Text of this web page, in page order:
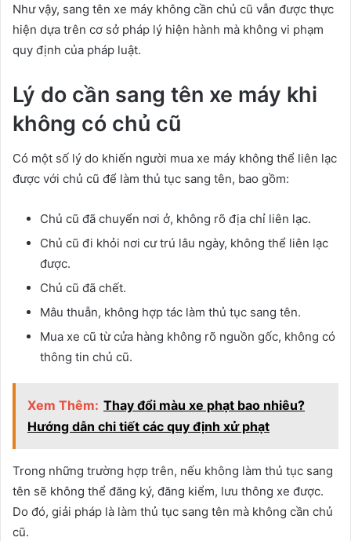
Như vậy, sang tên xe máy không cần chủ cũ vẫn được thực
hiện dựa trên cơ sở pháp lý hiện hành mà không vi phạm
quy định của pháp luật.
Lý do cần sang tên xe máy khi
không có chủ cũ
Có một số lý do khiến người mua xe máy không thể liên lạc
được với chủ cũ để làm thủ tục sang tên, bao gồm:
Chủ cũ đã chuyển nơi ở, không rõ địa chỉ liên lạc.
Chủ cũ đi khỏi nơi cư trú lâu ngày, không thể liên lạc
được.
Chủ cũ đã chết.
Mâu thuẫn, không hợp tác làm thủ tục sang tên.
Mua xe cũ từ cửa hàng không rõ nguồn gốc, không có
thông tin chủ cũ.
Xem Thêm: Thay đổi màu xe phạt bao nhiêu?
Hướng dẫn chi tiết các quy định xử phạt
Trong những trường hợp trên, nếu không làm thủ tục sang
tên sẽ không thể đăng ký, đăng kiểm, lưu thông xe được.
Do đó, giải pháp là làm thủ tục sang tên mà không cần chủ
cũ.